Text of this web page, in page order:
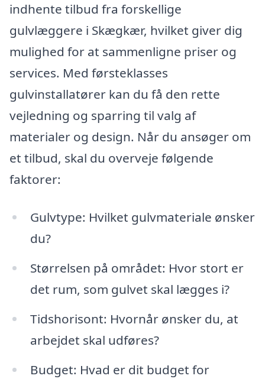
indhente tilbud fra forskellige
gulvlæggere i Skægkær, hvilket giver dig
mulighed for at sammenligne priser og
services. Med førsteklasses
gulvinstallatører kan du få den rette
vejledning og sparring til valg af
materialer og design. Når du ansøger om
et tilbud, skal du overveje følgende
faktorer:
Gulvtype: Hvilket gulvmateriale ønsker
du?
Størrelsen på området: Hvor stort er
det rum, som gulvet skal lægges i?
Tidshorisont: Hvornår ønsker du, at
arbejdet skal udføres?
Budget: Hvad er dit budget for